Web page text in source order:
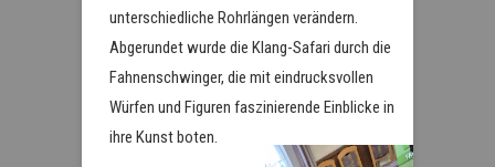
unterschiedliche Rohrlängen verändern.
Abgerundet wurde die Klang-Safari durch die
Fahnenschwinger, die mit eindrucksvollen
Würfen und Figuren faszinierende Einblicke in
ihre Kunst boten.